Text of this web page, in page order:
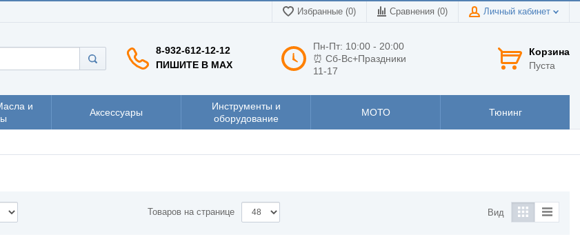
Избранные (0) Сравнения (0) Личный кабинет
8-932-612-12-12
ПИШИТЕ В MAX
Пн-Пт: 10:00 - 20:00
⏰ Сб-Вс+Праздники
11-17
Корзина
Пуста
и
Аксессуары
Инструменты и
оборудование
МОТО Тюнинг
Товаров на странице Вид